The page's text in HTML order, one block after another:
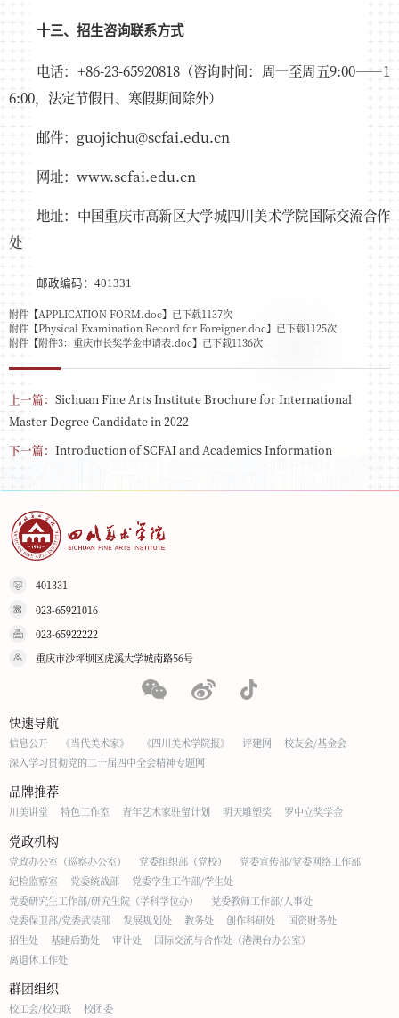
十三、招生咨询联系方式
电话：+86-23-65920818（咨询时间：周一至周五9:00——1
6:00，法定节假日、寒假期间除外）
邮件：guojichu@scfai.edu.cn
网址：www.scfai.edu.cn
地址：中国重庆市高新区大学城四川美术学院国际交流合作
处
邮政编码：401331
附件【APPLICATION FORM.doc】已下载1137次
附件【Physical Examination Record for Foreigner.doc】已下载1125次
附件【附件3：重庆市长奖学金申请表.doc】已下载1136次
上一篇： ​Sichuan Fine Arts Institute Brochure for International
Master Degree Candidate in 2022
下一篇： Introduction of SCFAI and Academics Information
401331
023-65921016
023-65922222
重庆市沙坪坝区虎溪大学城南路56号
快速导航
信息公开 《当代美术家》 《四川美术学院报》 评建网
校友会/基金会
深入学习贯彻党的二十届四中全会精神专题网
品牌推荐
川美讲堂 特色工作室 青年艺术家驻留计划 明天雕塑奖 罗中立奖学金
党政机构
党政办公室（巡察办公室） 党委组织部（党校）
党委宣传部/党委网络工作部
纪检监察室
党委统战部
党委学生工作部/学生处
党委研究生工作部/研究生院（学科学位办）
党委教师工作部/人事处
党委保卫部/党委武装部
发展规划处 教务处 创作科研处
国资财务处
招生处
基建后勤处 审计处
国际交流与合作处（港澳台办公室）
离退休工作处
群团组织
校工会/校妇联 校团委